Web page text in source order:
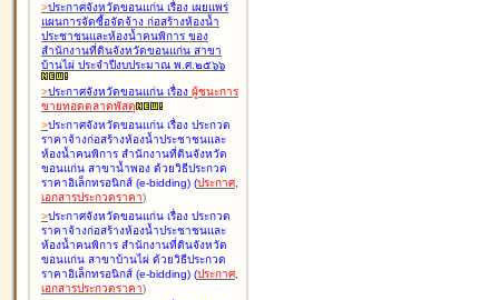
>ประกาศจังหวัดขอนแก่น เรื่อง เผยแพร่
แผนการจัดซื้อจัดจ้าง ก่อสร้างห้องน้ำ
ประชาชนและห้องน้ำคนพิการ ของ
สำนักงานที่ดินจังหวัดขอนแก่น สาขา
บ้านไผ่ ประจำปีงบประมาณ พ.ศ.๒๕๖๖
>ประกาศจังหวัดขอนแก่น เรื่อง ผู้ชนะการ
ขายทอดตลาดพัสดุ
>ประกาศจังหวัดขอนแก่น เรื่อง ประกวด
ราคาจ้างก่อสร้างห้องน้ำประชาชนและ
ห้องน้ำคนพิการ สำนักงานที่ดินจังหวัด
ขอนแก่น สาขาน้ำพอง ด้วยวิธีประกวด
ราคาอิเล็กทรอนิกส์ (e-bidding) (ประกาศ,
เอกสารประกวดราคา)
>ประกาศจังหวัดขอนแก่น เรื่อง ประกวด
ราคาจ้างก่อสร้างห้องน้ำประชาชนและ
ห้องน้ำคนพิการ สำนักงานที่ดินจังหวัด
ขอนแก่น สาขาบ้านไผ่ ด้วยวิธีประกวด
ราคาอิเล็กทรอนิกส์ (e-bidding) (ประกาศ,
เอกสารประกวดราคา)